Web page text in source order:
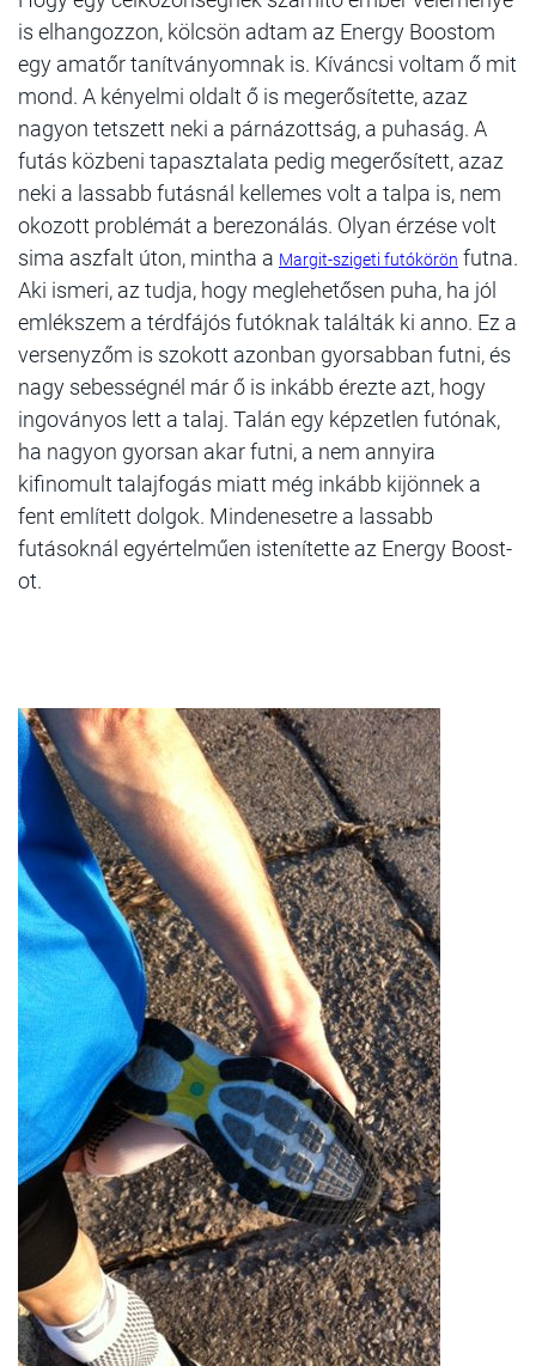
is elhangozzon, kölcsön adtam az Energy Boostom
egy amatőr tanítványomnak is. Kíváncsi voltam ő mit
mond. A kényelmi oldalt ő is megerősítette, azaz
nagyon tetszett neki a párnázottság, a puhaság. A
futás közbeni tapasztalata pedig megerősített, azaz
neki a lassabb futásnál kellemes volt a talpa is, nem
okozott problémát a berezonálás. Olyan érzése volt
sima aszfalt úton, mintha a Margit-szigeti futókörön futna.
Aki ismeri, az tudja, hogy meglehetősen puha, ha jól
emlékszem a térdfájós futóknak találták ki anno. Ez a
versenyzőm is szokott azonban gyorsabban futni, és
nagy sebességnél már ő is inkább érezte azt, hogy
ingoványos lett a talaj. Talán egy képzetlen futónak,
ha nagyon gyorsan akar futni, a nem annyira
kifinomult talajfogás miatt még inkább kijönnek a
fent említett dolgok. Mindenesetre a lassabb
futásoknál egyértelműen istenítette az Energy Boost-
ot.